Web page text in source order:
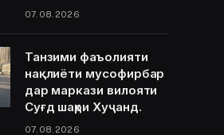
07.08.2026
Танзими фаъолияти
нақлиёти мусофирбар
дар маркази вилояти
Суғд шаҳри Хуҷанд.
07.08.2026